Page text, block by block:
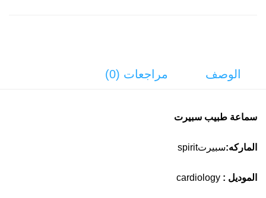
الوصف مراجعات (0)
سماعة طبيب سبيرت
الماركه:سبيرتspirit
الموديل :